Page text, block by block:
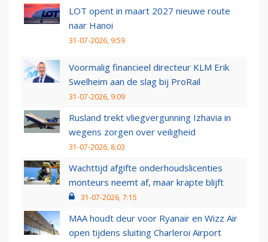
LOT opent in maart 2027 nieuwe route
naar Hanoi
31-07-2026, 9:59
Voormalig financieel directeur KLM Erik
Swelheim aan de slag bij ProRail
31-07-2026, 9:09
Rusland trekt vliegvergunning Izhavia in
wegens zorgen over veiligheid
31-07-2026, 8:03
Wachttijd afgifte onderhoudslicenties
monteurs neemt af, maar krapte blijft
31-07-2026, 7:15
MAA houdt deur voor Ryanair en Wizz Air
open tijdens sluiting Charleroi Airport